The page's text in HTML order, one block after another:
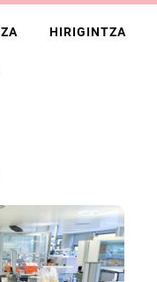
HIRIGINTZA